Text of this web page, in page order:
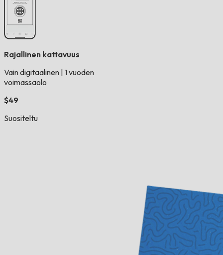
Rajallinen kattavuus
Vain digitaalinen 1 vuoden
voimassaolo
$49
Suositeltu